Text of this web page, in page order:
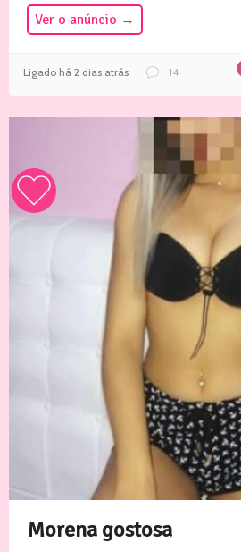
Ver o anúncio →
Ligado há 2 dias atrás 14
Morena gostosa